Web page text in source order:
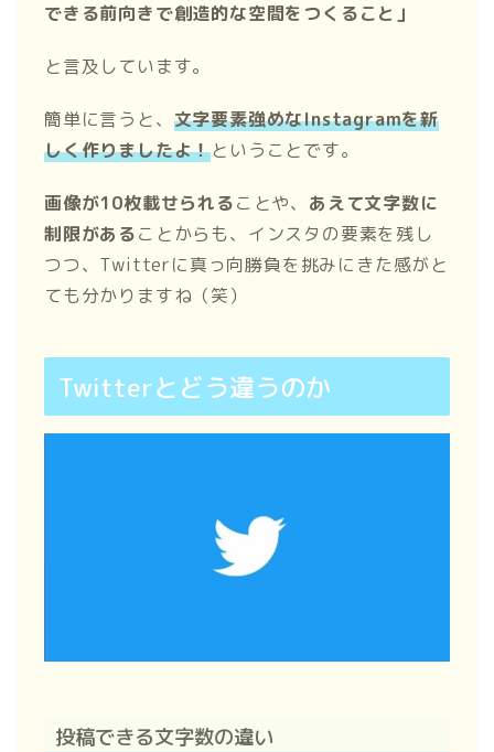
できる前向きで創造的な空間をつくること」
と言及しています。
簡単に言うと、 文字要素強めなInstagramを新
しく作りましたよ！ということです。
画像が10枚載せられることや、 あえて文字数に
制限があることからも、インスタの要素を残し
つつ、Twitterに真っ向勝負を挑みにきた感がと
ても分かりますね（笑）
Twitterとどう違うのか
投稿できる文字数の違い